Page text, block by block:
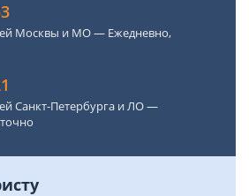
Москвы и МО — Ежедневно,
Санкт-Петербурга и ЛО —